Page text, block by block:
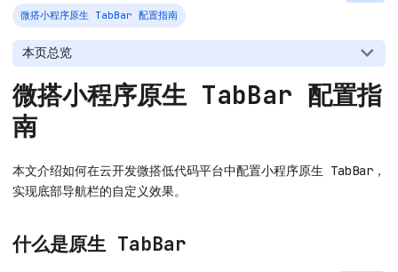
微搭小程序原生 TabBar 配置指南
本页总览
微搭小程序原生 TabBar 配置指
南
本文介绍如何在云开发微搭低代码平台中配置小程序原生 TabBar，
实现底部导航栏的自定义效果。
什么是原生 TabBar